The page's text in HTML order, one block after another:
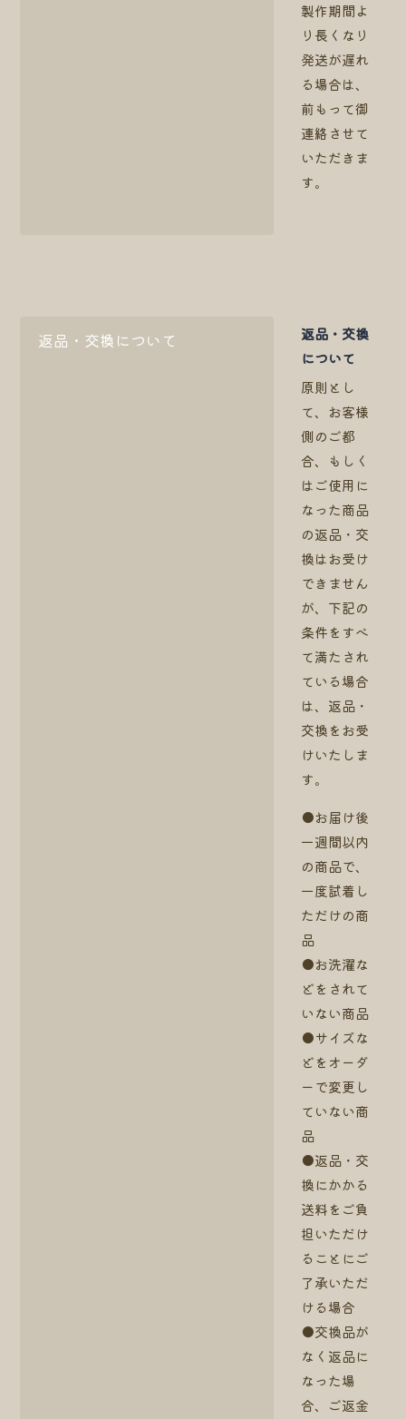
製作期間よ
り長くなり
発送が遅れ
る場合は、
前もって御
連絡させて
いただきま
す。
返品・交換について
返品・交換
について
原則とし
て、お客様
側のご都
合、もしく
はご使用に
なった商品
の返品・交
換はお受け
できません
が、下記の
条件をすべ
て満たされ
ている場合
は、返品・
交換をお受
けいたしま
す。
●お届け後
一週間以内
の商品で、
一度試着し
ただけの商
品
●お洗濯な
どをされて
いない商品
●サイズな
どをオーダ
ーで変更し
ていない商
品
●返品・交
換にかかる
送料をご負
担いただけ
ることにご
了承いただ
ける場合
●交換品が
なく返品に
なった場
合、ご返金